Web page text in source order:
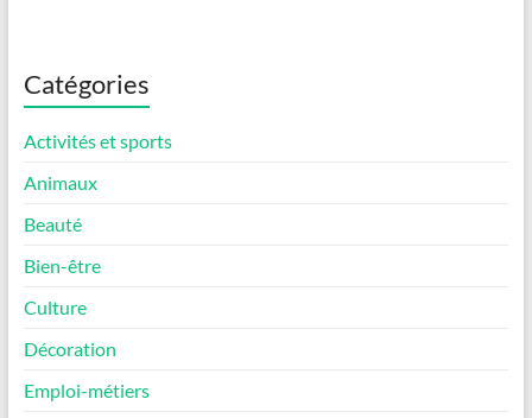
Catégories
Activités et sports
Animaux
Beauté
Bien-être
Culture
Décoration
Emploi-métiers